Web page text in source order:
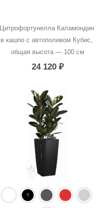
Цитрофортунелла Каламондин
в кашпо с автополивом Кубис,
общая высота — 100 см
24 120 ₽